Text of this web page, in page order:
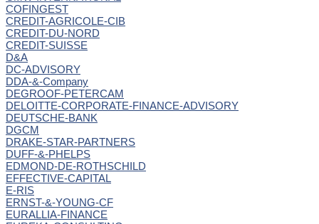
COFINGEST
CREDIT-AGRICOLE-CIB
CREDIT-DU-NORD
CREDIT-SUISSE
D&A
DC-ADVISORY
DDA-&-Company
DEGROOF-PETERCAM
DELOITTE-CORPORATE-FINANCE-ADVISORY
DEUTSCHE-BANK
DGCM
DRAKE-STAR-PARTNERS
DUFF-&-PHELPS
EDMOND-DE-ROTHSCHILD
EFFECTIVE-CAPITAL
E-RIS
ERNST-&-YOUNG-CF
EURALLIA-FINANCE